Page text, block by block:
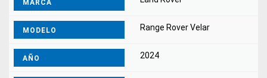
MARCA
MODELO Range Rover Velar
AÑO 2024